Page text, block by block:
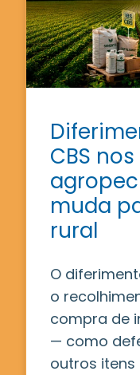
CBS
muda
rural
O
o
compra de
— como
outros itens